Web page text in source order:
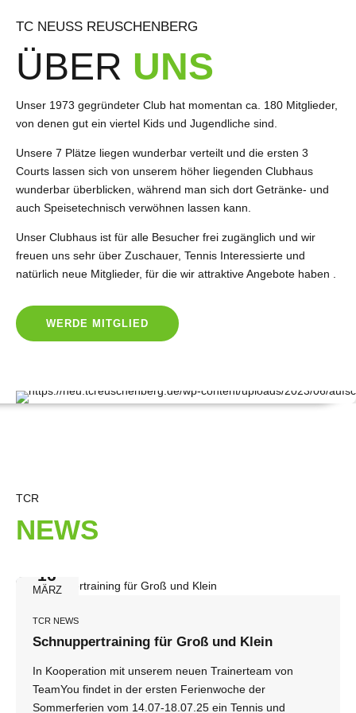
TC NEUSS REUSCHENBERG
ÜBER UNS
Unser 1973 gegründeter Club hat momentan ca. 180 Mitglieder,
von denen gut ein viertel Kids und Jugendliche sind.
Unsere 7 Plätze liegen wunderbar verteilt und die ersten 3
Courts lassen sich von unserem höher liegenden Clubhaus
wunderbar überblicken, während man sich dort Getränke- und
auch Speisetechnisch verwöhnen lassen kann.
Unser Clubhaus ist für alle Besucher frei zugänglich und wir
freuen uns sehr über Zuschauer, Tennis Interessierte und
natürlich neue Mitglieder, für die wir attraktive Angebote haben .
WERDE MITGLIED
TCR
NEWS
16
MÄRZ
TCR NEWS
Schnuppertraining für Groß und Klein
In Kooperation mit unserem neuen Trainerteam von
TeamYou findet in der ersten Ferienwoche der
Sommerferien vom 14.07-18.07.25 ein Tennis und